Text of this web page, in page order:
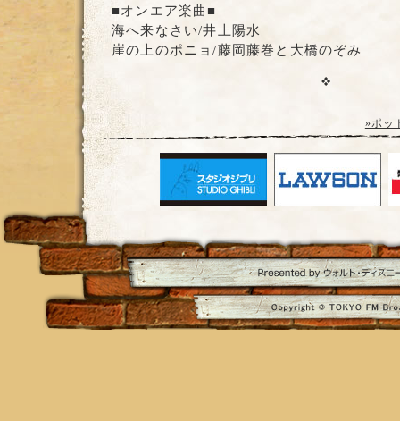
■オンエア楽曲■
海へ来なさい/井上陽水
崖の上のポニョ/藤岡藤巻と大橋のぞみ
»ポッ